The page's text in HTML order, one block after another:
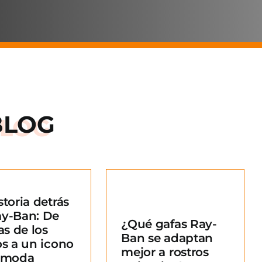
detrás
Ban: De
de los
a un icono
gafas Ray-
se adaptan
a rostros
redondos?
¿Qué gafas Ray-
Ban se adaptan
mejor a rostros